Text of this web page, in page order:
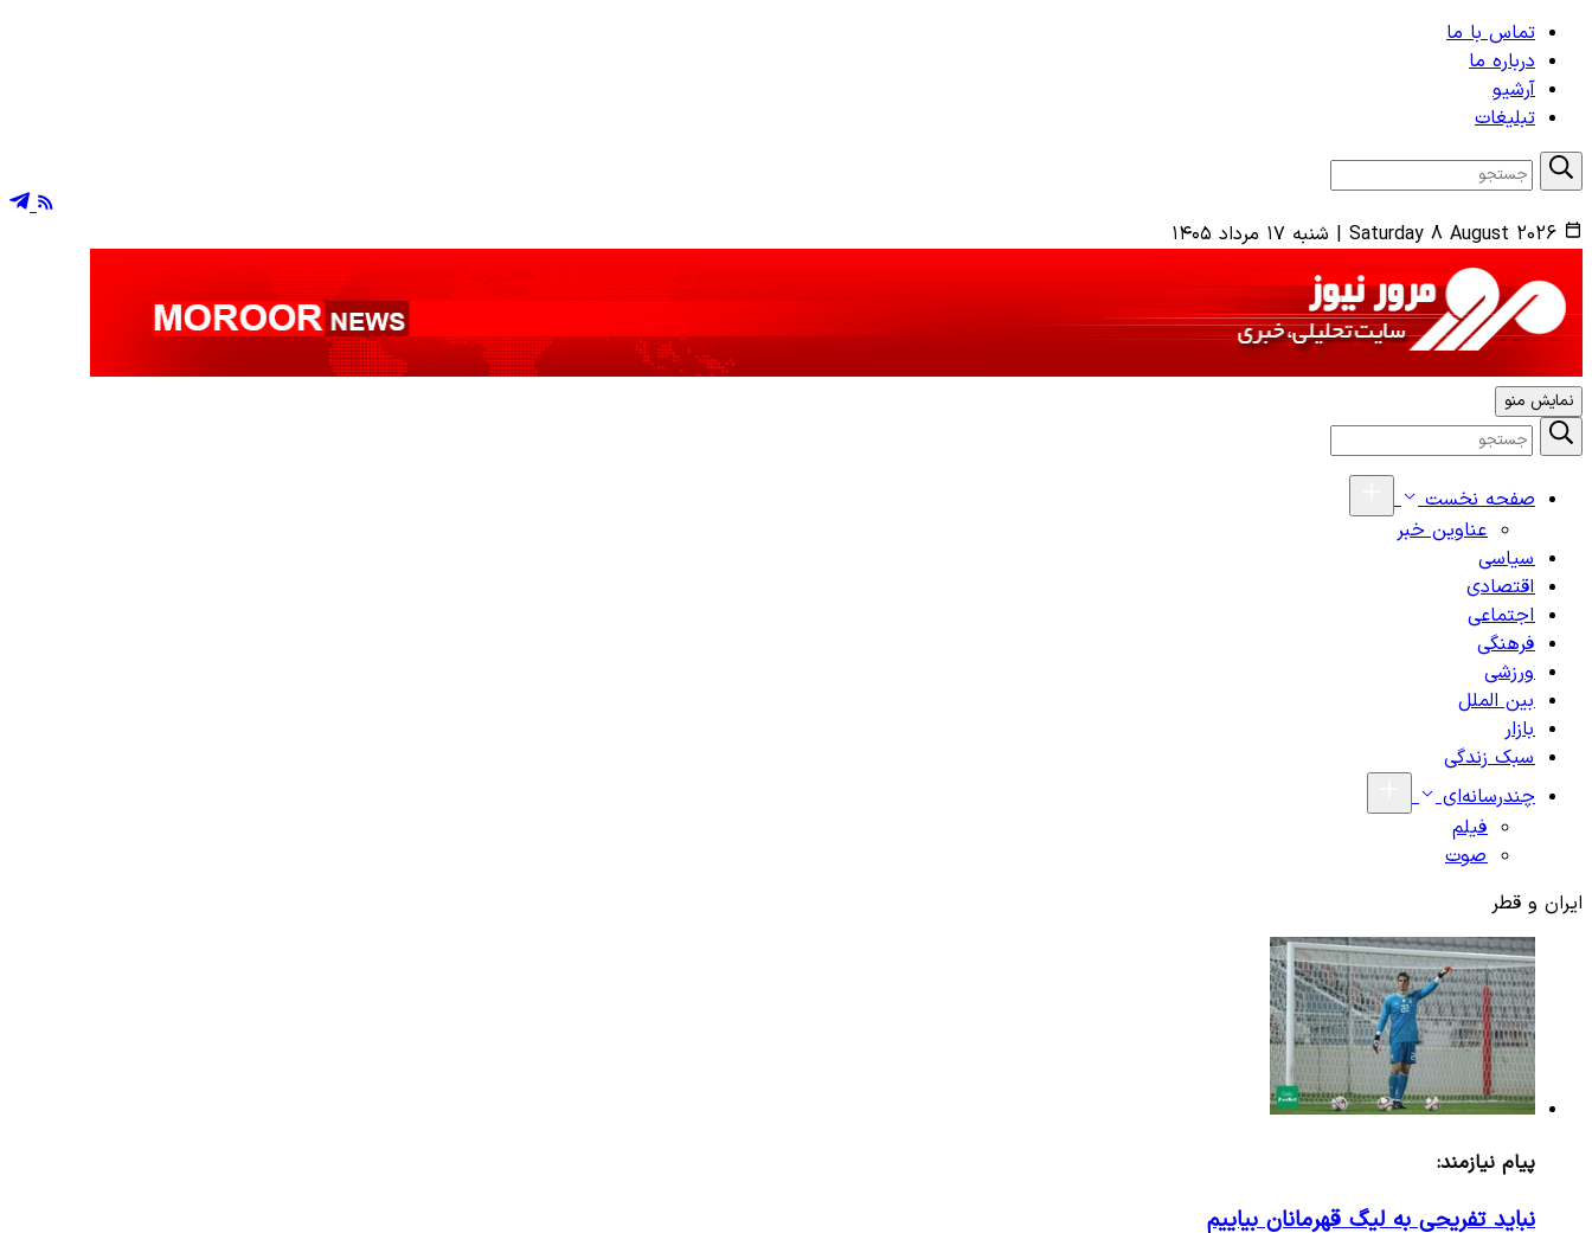
تماس با ما
درباره ما
آرشیو
تبلیغات
Saturday 8 August 2026
| شنبه ۱۷ مرداد ۱۴۰۵
نمایش منو
صفحه نخست
عناوین خبر
سیاسی
اقتصادی
اجتماعی
فرهنگی
ورزشی
بین الملل
بازار
سبک زندگی
چندرسانه‌ای
فیلم
صوت
ایران و قطر
پیام نیازمند:
نباید تفریحی به لیگ قهرمانان بیاییم